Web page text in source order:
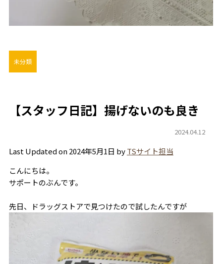
未分類
【スタッフ日記】揚げないのも良き
2024.04.12
Last Updated on 2024年5月1日 byTSサイト担当
こんにちは。
サポートのぶんです。
先日、ドラッグストアで見つけたので試したんですが